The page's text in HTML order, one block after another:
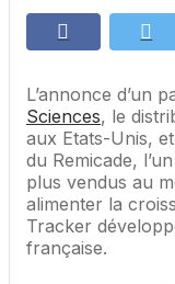
L’annonce d’un
Sciences, le
aux Etats-Unis,
du Remicade,
plus vendus au
alimenter la
Tracker
française.